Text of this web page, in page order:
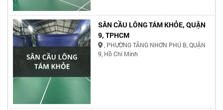
SÂN CẦU LÔNG TÁM KHỎE, QUẬN
9, TPHCM
, PHƯỜNG TĂNG NHƠN PHÚ B, QUẬN
9, Hồ Chí Minh